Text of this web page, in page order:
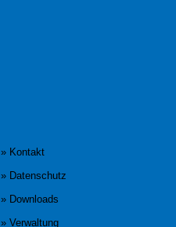
» Kontakt
» Datenschutz
» Downloads
» Verwaltung